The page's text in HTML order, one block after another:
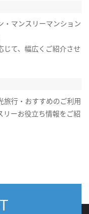
・マンスリーマンション
じて、幅広くご紹介させ
旅行・おすすめのご利用
リーお役立ち情報をご紹